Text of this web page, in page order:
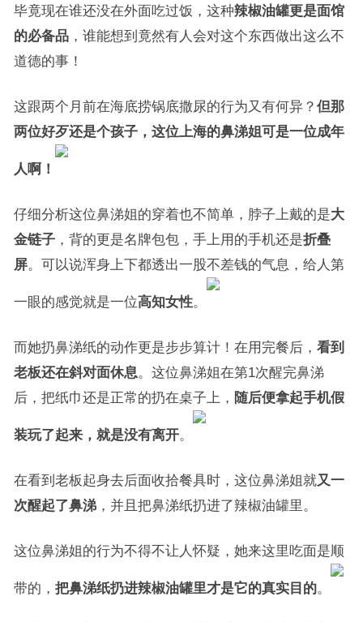
毕竟现在谁还没在外面吃过饭，这种辣椒油罐更是面馆
的必备品，谁能想到竟然有人会对这个东西做出这么不
道德的事！
这跟两个月前在海底捞锅底撒尿的行为又有何异？ 但那
两位好歹还是个孩子，这位上海的鼻涕姐可是一位成年
人啊！
仔细分析这位鼻涕姐的穿着也不简单，脖子上戴的是大
金链子，背的更是名牌包包，手上用的手机还是折叠
屏。可以说浑身上下都透出一股不差钱的气息，给人第
一眼的感觉就是一位高知女性。
而她扔鼻涕纸的动作更是步步算计！在用完餐后， 看到
老板还在斜对面休息。这位鼻涕姐在第1次醒完鼻涕
后，把纸巾还是正常的扔在桌子上， 随后便拿起手机假
装玩了起来，就是没有离开。
在看到老板起身去后面收拾餐具时，这位鼻涕姐就又一
次醒起了鼻涕，并且把鼻涕纸扔进了辣椒油罐里。
这位鼻涕姐的行为不得不让人怀疑，她来这里吃面是顺
带的， 把鼻涕纸扔进辣椒油罐里才是它的真实目的。